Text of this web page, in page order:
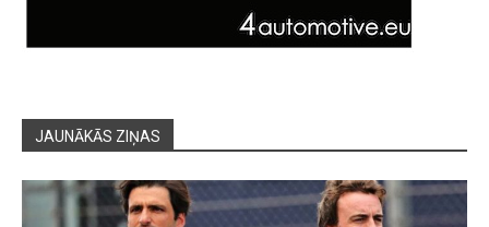
JAUNĀKĀS ZIŅAS